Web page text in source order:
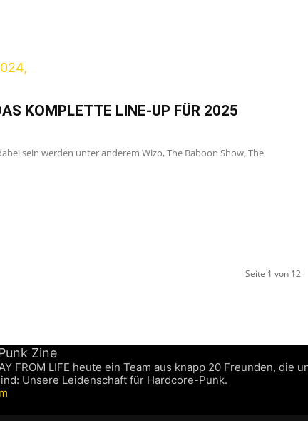
KOMPLETTE LINE-UP FÜR 2025
sein werden unter anderem Wizo, The Baboon Show, The
Seite 1 von 12
FROM LIFE heute ein Team aus knapp 20 Freunden,
Unsere Leidenschaft für Hardcore-Punk.